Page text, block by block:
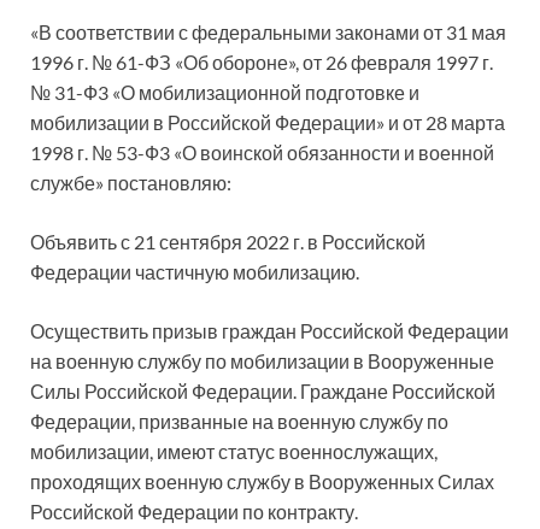
«В соответствии с федеральными законами от 31 мая
1996 г. № 61-ФЗ «Об обороне», от 26 февраля 1997 г.
№ 31-Ф3 «О мобилизационной подготовке и
мобилизации в Российской Федерации» и от 28 марта
1998 г. № 53-Ф3 «О воинской обязанности и военной
службе» постановляю:
Объявить с 21 сентября 2022 г. в Российской
Федерации частичную мобилизацию.
Осуществить призыв граждан Российской Федерации
на военную службу по мобилизации в Вооруженные
Силы Российской Федерации. Граждане Российской
Федерации, призванные на военную службу по
мобилизации, имеют статус военнослужащих,
проходящих военную службу в Вооруженных Силах
Российской Федерации по контракту.